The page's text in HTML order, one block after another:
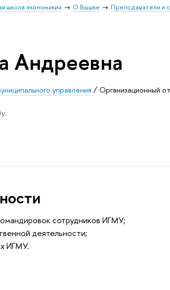
школа экономики» О Вышке Преподаватели и
Андреевна
управления /Организационный
сотрудников ИГМУ;
деятельности;
ИГМУ.